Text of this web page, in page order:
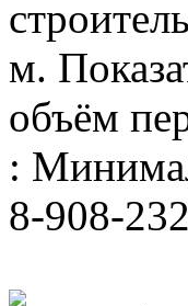
м.
объём
:
8-908-